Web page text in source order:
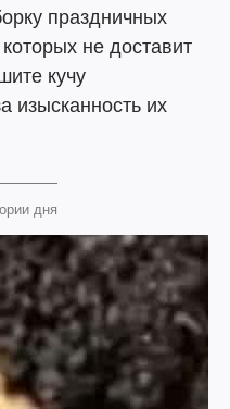
праздничных
не доставит
кучу
изысканность их
дня